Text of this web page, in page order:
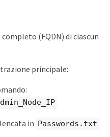
(FQDN) di ciascun
principale:
in Passwords.txt